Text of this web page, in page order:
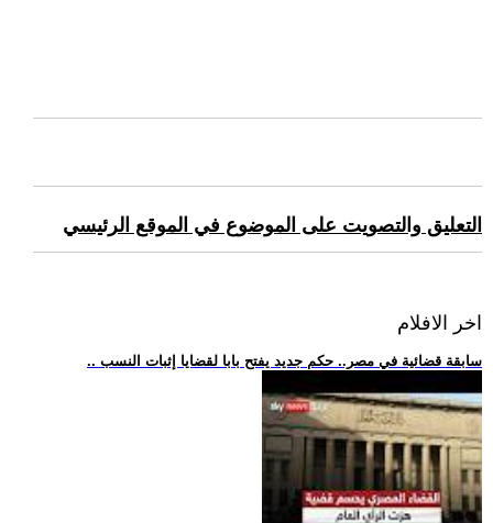
التعليق والتصويت على الموضوع في الموقع الرئيسي
اخر الافلام
.. سابقة قضائية في مصر.. حكم جديد يفتح بابا لقضايا إثبات النسب